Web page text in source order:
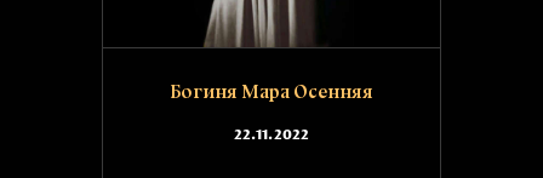
Богиня Мара Осенняя
22.11.2022